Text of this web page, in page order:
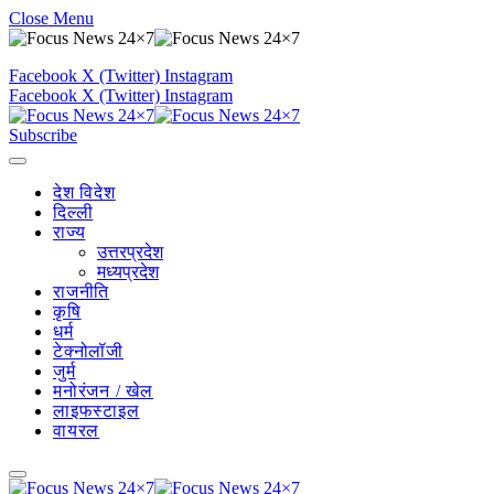
Close Menu
Facebook X (Twitter) Instagram
Facebook X (Twitter) Instagram
Subscribe
देश विदेश
दिल्ली
राज्य
उत्तरप्रदेश
मध्यप्रदेश
राजनीति
कृषि
धर्म
टेक्नोलॉजी
जुर्म
मनोरंजन / खेल
लाइफस्टाइल
वायरल